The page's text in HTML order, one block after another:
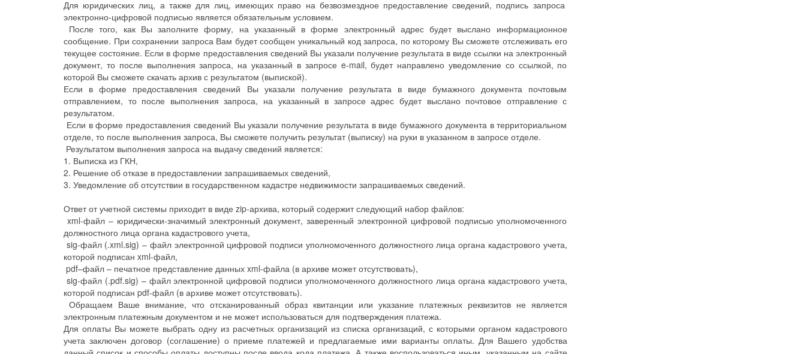
Для юридических лиц, а также для лиц, имеющих право на безвозмездное предоставление сведений, подпись запроса
электронно-цифровой подписью является обязательным условием.
После того, как Вы заполните форму, на указанный в форме электронный адрес будет выслано информационное
сообщение. При сохранении запроса Вам будет сообщен уникальный код запроса, по которому Вы сможете отслеживать его
текущее состояние. Если в форме предоставления сведений Вы указали получение результата в виде ссылки на электронный
документ, то после выполнения запроса, на указанный в запросе e-mail, будет направлено уведомление со ссылкой, по
которой Вы сможете скачать архив с результатом (выпиской).
Если в форме предоставления сведений Вы указали получение результата в виде бумажного документа почтовым
отправлением, то после выполнения запроса, на указанный в запросе адрес будет выслано почтовое отправление с
результатом.
Если в форме предоставления сведений Вы указали получение результата в виде бумажного документа в территориальном
отделе, то после выполнения запроса, Вы сможете получить результат (выписку) на руки в указанном в запросе отделе.
Результатом выполнения запроса на выдачу сведений является:
1. Выписка из ГКН,
2. Решение об отказе в предоставлении запрашиваемых сведений,
3. Уведомление об отсутствии в государственном кадастре недвижимости запрашиваемых сведений.
Ответ от учетной системы приходит в виде zip-архива, который содержит следующий набор файлов:
xml-файл – юридически-значимый электронный документ, заверенный электронной цифровой подписью уполномоченного
должностного лица органа кадастрового учета,
sig-файл (.xml.sig) – файл электронной цифровой подписи уполномоченного должностного лица органа кадастрового учета,
которой подписан xml-файл,
pdf–файл – печатное представление данных xml-файла (в архиве может отсутствовать),
sig-файл (.pdf.sig) – файл электронной цифровой подписи уполномоченного должностного лица органа кадастрового учета,
которой подписан pdf-файл (в архиве может отсутствовать).
Обращаем Ваше внимание, что отсканированный образ квитанции или указание платежных реквизитов не является
электронным платежным документом и не может использоваться для подтверждения платежа.
Для оплаты Вы можете выбрать одну из расчетных организаций из списка организаций, с которыми органом кадастрового
учета заключен договор (соглашение) о приеме платежей и предлагаемые ими варианты оплаты. Для Вашего удобства